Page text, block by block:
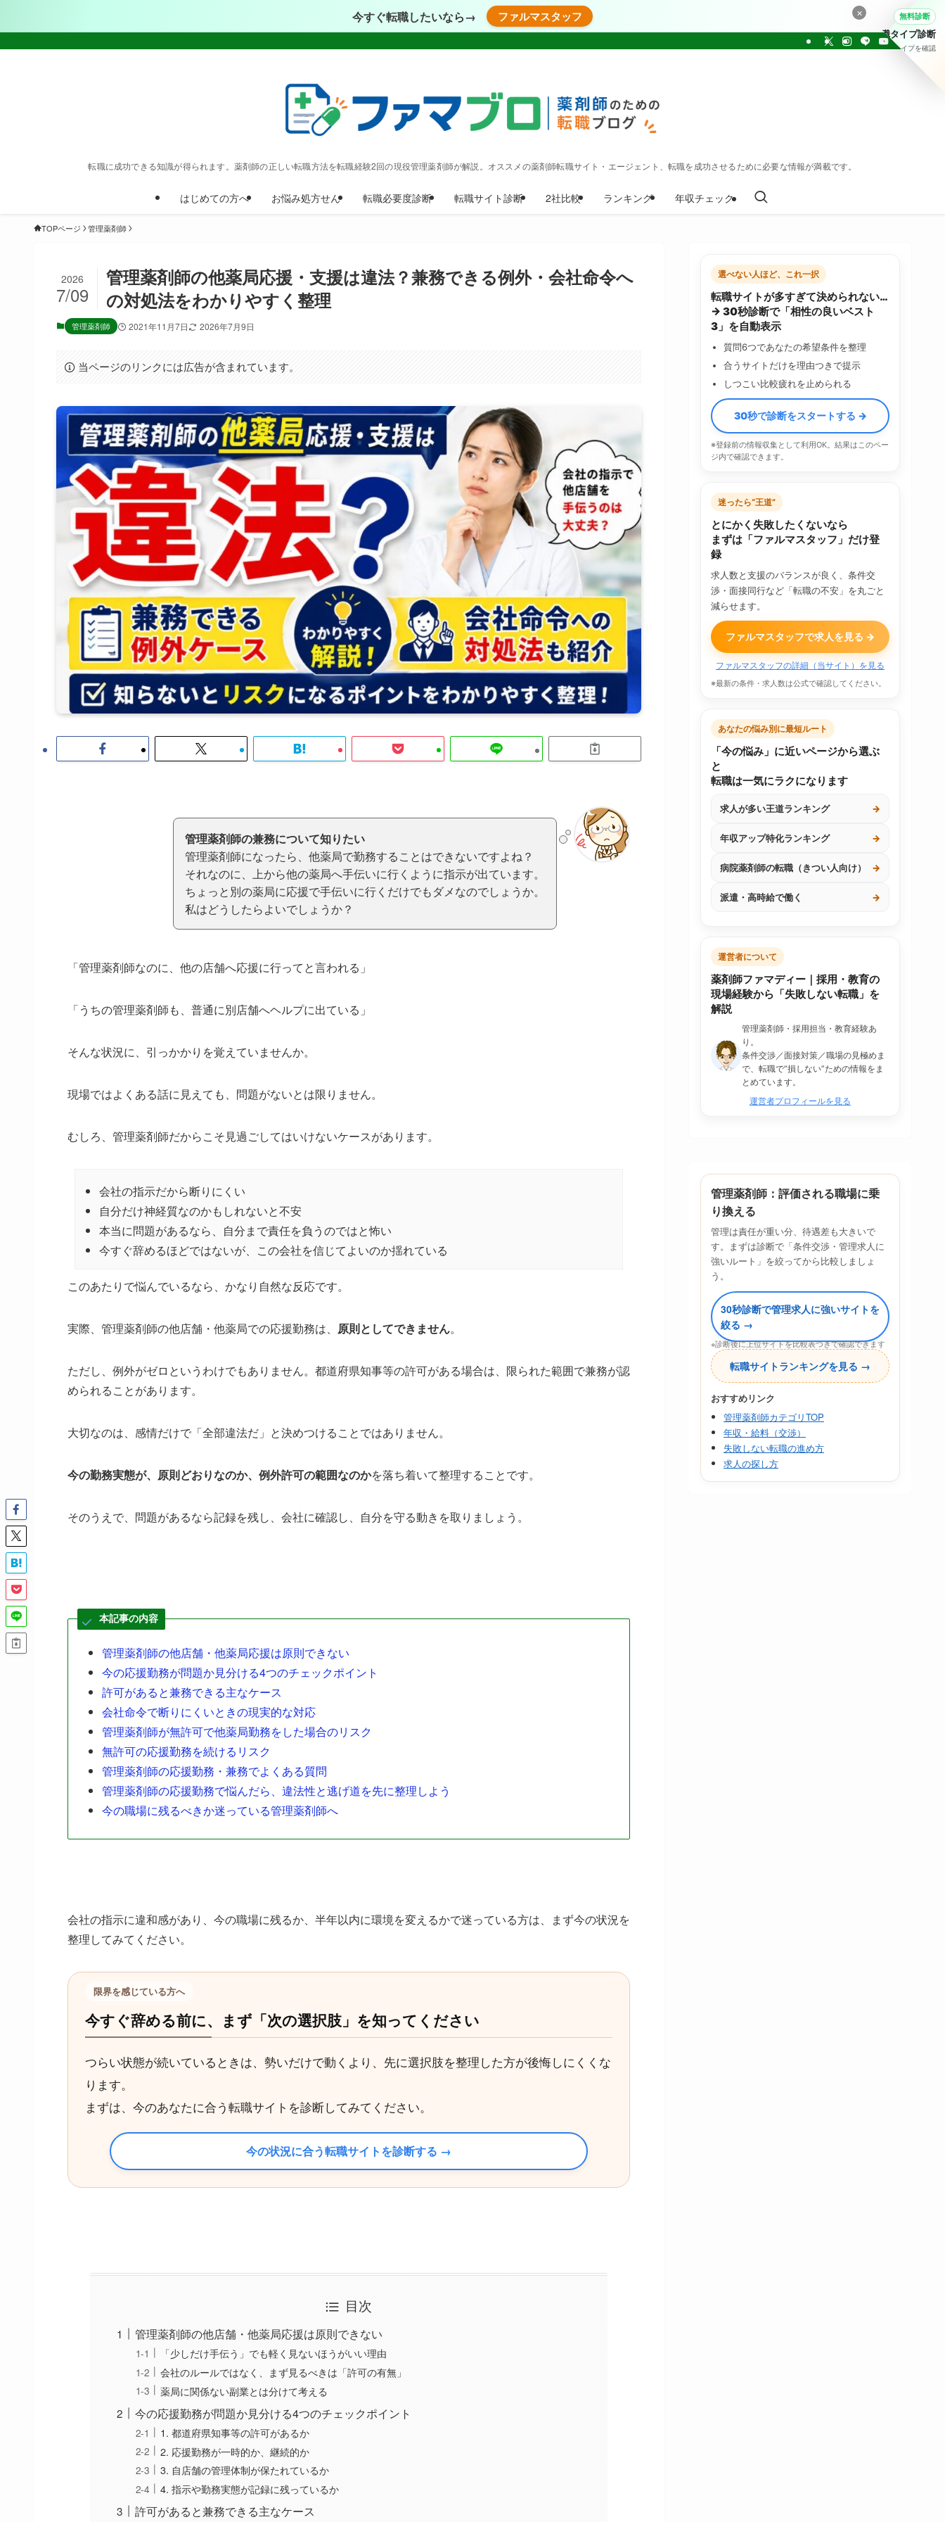
今すぐ転職したいなら→ ファルマスタッフ
転職に成功できる知識が得られます。薬剤師の正しい転職方法を転職経験2回の現役管理薬剤師が解説。オススメの薬剤師転職サイト・エージェント、転職を成功させるために必要な情報が満載です。
はじめての方へ お悩み処方せん 転職必要度診断 転職サイト診断 2社比較 ランキング 年収チェック
TOPページ 管理薬剤師
管理薬剤師の他薬局応援・支援は違法？兼務できる例外・会社命令へ
の対処法をわかりやすく整理
2026
7/09
管理薬剤師 2021年11月7日 2026年7月9日
当ページのリンクには広告が含まれています。
管理薬剤師の兼務について知りたい
管理薬剤師になったら、他薬局で勤務することはできないですよね？
それなのに、上から他の薬局へ手伝いに行くように指示が出ています。
ちょっと別の薬局に応援で手伝いに行くだけでもダメなのでしょうか。
私はどうしたらよいでしょうか？
「管理薬剤師なのに、他の店舗へ応援に行ってと言われる」
「うちの管理薬剤師も、普通に別店舗へヘルプに出ている」
そんな状況に、引っかかりを覚えていませんか。
現場ではよくある話に見えても、問題がないとは限りません。
むしろ、管理薬剤師だからこそ見過ごしてはいけないケースがあります。
会社の指示だから断りにくい
自分だけ神経質なのかもしれないと不安
本当に問題があるなら、自分まで責任を負うのではと怖い
今すぐ辞めるほどではないが、この会社を信じてよいのか揺れている
このあたりで悩んでいるなら、かなり自然な反応です。
実際、管理薬剤師の他店舗・他薬局での応援勤務は、 原則としてできません。
ただし、例外がゼロというわけでもありません。都道府県知事等の許可がある場合は、限られた範囲で兼務が認
められることがあります。
大切なのは、感情だけで「全部違法だ」と決めつけることではありません。
今の勤務実態が、原則どおりなのか、例外許可の範囲なのかを落ち着いて整理することです。
そのうえで、問題があるなら記録を残し、会社に確認し、自分を守る動きを取りましょう。
本記事の内容
管理薬剤師の他店舗・他薬局応援は原則できない
今の応援勤務が問題か見分ける4つのチェックポイント
許可があると兼務できる主なケース
会社命令で断りにくいときの現実的な対応
管理薬剤師が無許可で他薬局勤務をした場合のリスク
無許可の応援勤務を続けるリスク
管理薬剤師の応援勤務・兼務でよくある質問
管理薬剤師の応援勤務で悩んだら、違法性と逃げ道を先に整理しよう
今の職場に残るべきか迷っている管理薬剤師へ
会社の指示に違和感があり、今の職場に残るか、半年以内に環境を変えるかで迷っている方は、まず今の状況を
整理してみてください。
限界を感じている方へ
今すぐ辞める前に、まず「次の選択肢」を知ってください
つらい状態が続いているときは、勢いだけで動くより、先に選択肢を整理した方が後悔しにくくな
ります。
まずは、今のあなたに合う転職サイトを診断してみてください。
今の状況に合う転職サイトを診断する →
目次
管理薬剤師の他店舗・他薬局応援は原則できない
「少しだけ手伝う」でも軽く見ないほうがいい理由
会社のルールではなく、まず見るべきは「許可の有無」
薬局に関係ない副業とは分けて考える
今の応援勤務が問題か見分ける4つのチェックポイント
1. 都道府県知事等の許可があるか
2. 応援勤務が一時的か、継続的か
3. 自店舗の管理体制が保たれているか
4. 指示や勤務実態が記録に残っているか
許可があると兼務できる主なケース
選べない人ほど、これ一択
転職サイトが多すぎて決められない…
→ 30秒診断で「相性の良いベスト
3」を自動表示
質問6つであなたの希望条件を整理
合うサイトだけを理由つきで提示
しつこい比較疲れを止められる
30秒で診断をスタートする →
※登録前の情報収集として利用OK。結果はこのペー
ジ内で確認できます。
迷ったら“王道”
とにかく失敗したくないなら
まずは「ファルマスタッフ」だけ登
録
求人数と支援のバランスが良く、条件交
渉・面接同行など「転職の不安」を丸ごと
減らせます。
ファルマスタッフで求人を見る →
ファルマスタッフの詳細（当サイト）を見る
※最新の条件・求人数は公式で確認してください。
あなたの悩み別に最短ルート
「今の悩み」に近いページから選ぶ
と
転職は一気にラクになります
求人が多い王道ランキング →
年収アップ特化ランキング →
病院薬剤師の転職（きつい人向け） →
派遣・高時給で働く →
運営者について
薬剤師ファマディー｜採用・教育の
現場経験から「失敗しない転職」を
解説
管理薬剤師・採用担当・教育経験あ
り。
条件交渉／面接対策／職場の見極めま
で、転職で“損しない”ための情報をま
とめています。
運営者プロフィールを見る
管理薬剤師：評価される職場に乗
り換える
管理は責任が重い分、待遇差も大きいで
す。まずは診断で「条件交渉・管理求人に
強いルート」を絞ってから比較しましょ
う。
30秒診断で管理求人に強いサイトを
絞る →
※診断後に上位サイトを比較表つきで確認できます
転職サイトランキングを見る →
おすすめリンク
管理薬剤師カテゴリTOP
年収・給料（交渉）
失敗しない転職の進め方
求人の探し方
× 無料診断
転職タイプ診断
30問でタイプを確認